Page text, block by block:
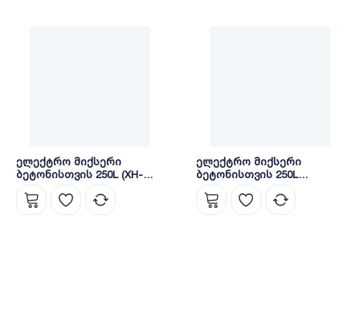
ელექტრო მიქსერი
ბეტონისთვის 250L (XH-
PCM250)
ელექტრო მიქსერი
ბეტონისთვის 250L
BETOMIX (XH-PCM250)